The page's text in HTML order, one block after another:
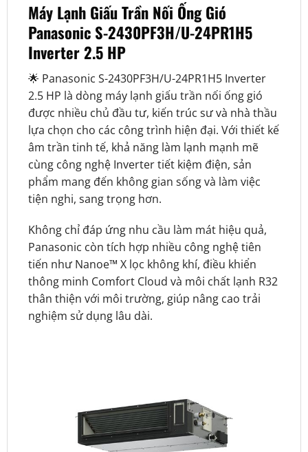
Máy Lạnh Giấu Trần Nối Ống Gió
Panasonic S-2430PF3H/U-24PR1H5
Inverter 2.5 HP
🌟 Panasonic S-2430PF3H/U-24PR1H5 Inverter
2.5 HP là dòng máy lạnh giấu trần nối ống gió
được nhiều chủ đầu tư, kiến trúc sư và nhà thầu
lựa chọn cho các công trình hiện đại. Với thiết kế
âm trần tinh tế, khả năng làm lạnh mạnh mẽ
cùng công nghệ Inverter tiết kiệm điện, sản
phẩm mang đến không gian sống và làm việc
tiện nghi, sang trọng hơn.
Không chỉ đáp ứng nhu cầu làm mát hiệu quả,
Panasonic còn tích hợp nhiều công nghệ tiên
tiến như Nanoe™ X lọc không khí, điều khiển
thông minh Comfort Cloud và môi chất lạnh R32
thân thiện với môi trường, giúp nâng cao trải
nghiệm sử dụng lâu dài.